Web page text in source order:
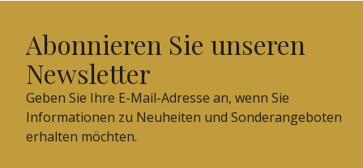
Abonnieren Sie unseren
Newsletter
Geben Sie Ihre E-Mail-Adresse an, wenn Sie
Informationen zu Neuheiten und Sonderangeboten
erhalten möchten.